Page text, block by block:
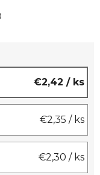
€2,42 / ks
€2,35 / ks
€2,30 / ks